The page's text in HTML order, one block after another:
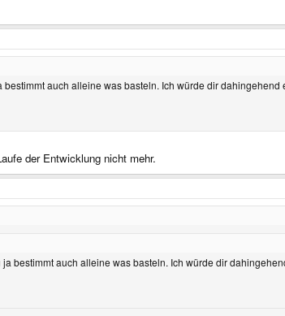
auch alleine was basteln. Ich würde dir dahingehend
der Entwicklung nicht mehr.
bestimmt auch alleine was basteln. Ich würde dir